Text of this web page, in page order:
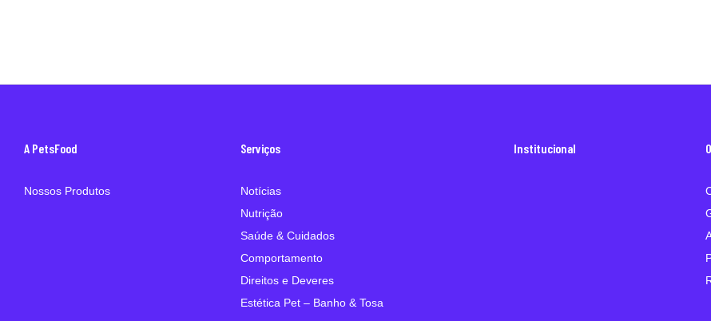
A PetsFood
Nossos Produtos
Serviços
Notícias
Nutrição
Saúde & Cuidados
Comportamento
Direitos e Deveres
Estética Pet – Banho & Tosa
Institucional